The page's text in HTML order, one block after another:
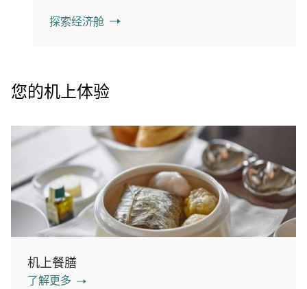
探索经济舱
您的机上体验
机上餐膳
了解更多